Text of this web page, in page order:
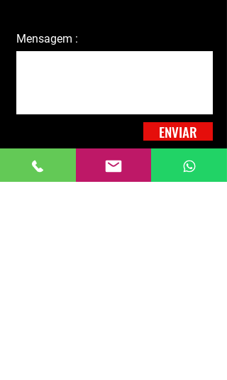
Mensagem :
ENVIAR